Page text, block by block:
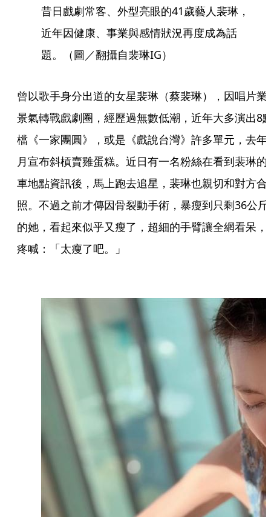
昔日戲劇常客、外型亮眼的41歲藝人裴琳，
近年因健康、事業與感情狀況再度成為話
題。（圖／翻攝自裴琳IG）
曾以歌手身分出道的女星裴琳（蔡裴琳），因唱片業
景氣轉戰戲劇圈，經歷過無數低潮，近年大多演出8
檔《一家團圓》，或是《戲說台灣》許多單元，去年
月宣布斜槓賣雞蛋糕。近日有一名粉絲在看到裴琳的
車地點資訊後，馬上跑去追星，裴琳也親切和對方合
照。不過之前才傳因骨裂動手術，暴瘦到只剩36公斤
的她，看起來似乎又瘦了，超細的手臂讓全網看呆，
疼喊：「太瘦了吧。」